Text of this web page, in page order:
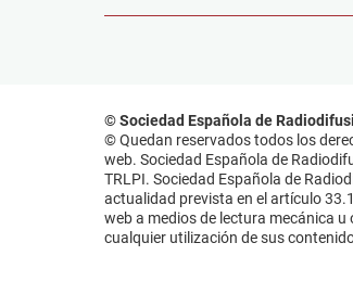
© Sociedad Española de
© Quedan reservados todos los
web. Sociedad Española de
TRLPI. Sociedad Española de
actualidad prevista en el artículo
web a medios de lectura mecánica
cualquier utilización de sus